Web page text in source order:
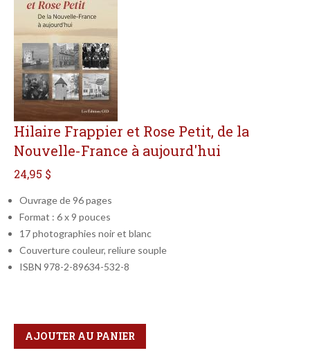
Hilaire Frappier et Rose Petit, de la
Nouvelle-France à aujourd'hui
24,95 $
Ouvrage de 96 pages
Format : 6 x 9 pouces
17 photographies noir et blanc
Couverture couleur, reliure souple
ISBN 978-2-89634-532-8
Qté
Format
AJOUTER AU PANIER